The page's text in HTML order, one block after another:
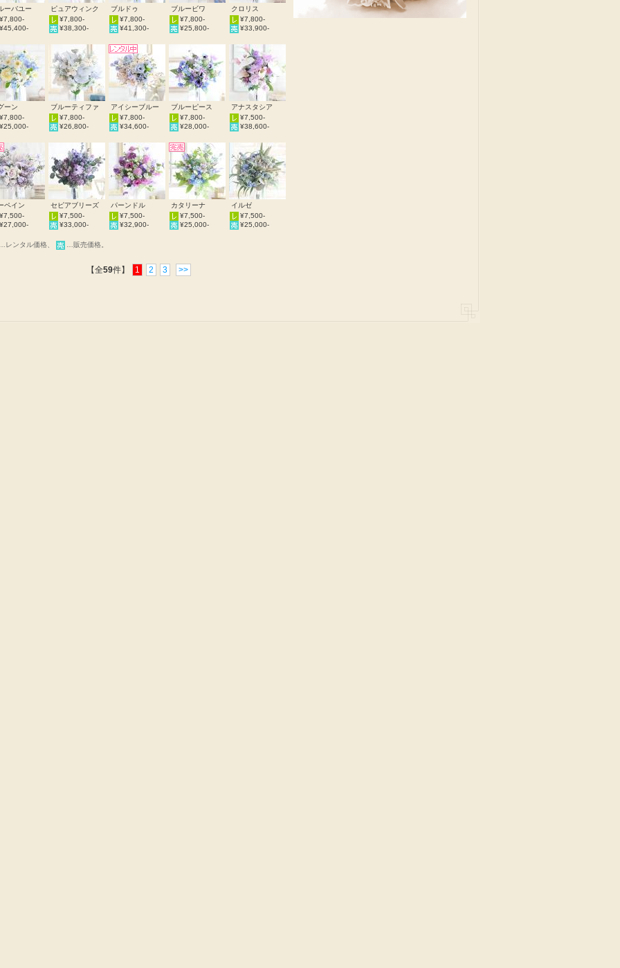
ーバユー
¥7,800-
¥45,400-
ピュアウィンク
¥7,800-
¥38,300-
ブルドゥ
¥7,800-
¥41,300-
ブルービワ
¥7,800-
¥25,800-
クロリス
¥7,800-
¥33,900-
ーン
¥7,800-
¥25,000-
ブルーティファ
¥7,800-
¥26,800-
アイシーブルー
¥7,800-
¥34,600-
ブルーピース
¥7,800-
¥28,000-
アナスタシア
¥7,500-
¥38,600-
ペイン
¥7,500-
¥27,000-
セピアブリーズ
¥7,500-
¥33,000-
パーンドル
¥7,500-
¥32,900-
カタリーナ
¥7,500-
¥25,000-
イルゼ
¥7,500-
¥25,000-
レンタル価格、 …販売価格。
【全59件】 1 2 3 >>